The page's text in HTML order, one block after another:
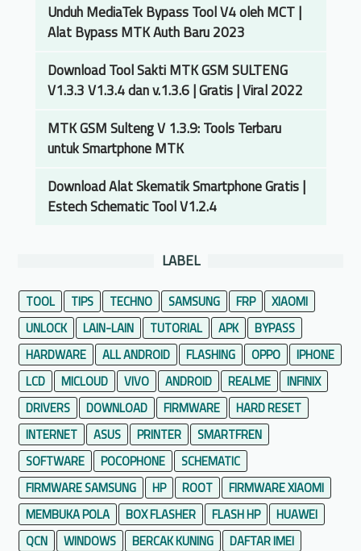
Unduh MediaTek Bypass Tool V4 oleh MCT |
Alat Bypass MTK Auth Baru 2023
Download Tool Sakti MTK GSM SULTENG
V1.3.3 V1.3.4 dan v.1.3.6 | Gratis | Viral 2022
MTK GSM Sulteng V 1.3.9: Tools Terbaru
untuk Smartphone MTK
Download Alat Skematik Smartphone Gratis |
Estech Schematic Tool V1.2.4
LABEL
TOOL TIPS TECHNO SAMSUNG FRP
XIAOMI
UNLOCK
LAIN-LAIN TUTORIAL APK
BYPASS
HARDWARE
ALL ANDROID FLASHING OPPO
IPHONE
LCD
MICLOUD VIVO ANDROID REALME
INFINIX
DRIVERS
DOWNLOAD FIRMWARE
HARD RESET
INTERNET
ASUS PRINTER
SMARTFREN
SOFTWARE
POCOPHONE
SCHEMATIC
FIRMWARE SAMSUNG
HP ROOT
FIRMWARE XIAOMI
MEMBUKA POLA
BOX FLASHER FLASH HP
HUAWEI
QCN
WINDOWS BERCAK KUNING
DAFTAR IMEI